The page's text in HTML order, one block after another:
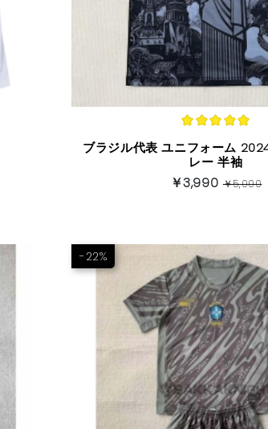
ブラジル代表 ユニフォーム 2024 ブラック+ グ
レー 半袖
￥3,990￥5,000
-22%